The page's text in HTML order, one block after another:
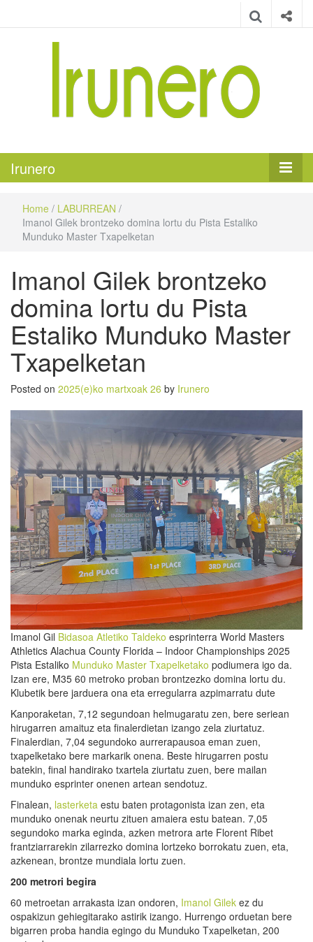
Irunero
Home / LABURREAN /
Imanol Gilek brontzeko domina lortu du Pista Estaliko
Munduko Master Txapelketan
Imanol Gilek brontzeko
domina lortu du Pista
Estaliko Munduko Master
Txapelketan
Posted on 2025(e)ko martxoak 26 by Irunero
Imanol Gil Bidasoa Atletiko Taldeko esprinterra World Masters
Athletics Alachua County Florida – Indoor Championships 2025
Pista Estaliko Munduko Master Txapelketako podiumera igo da.
Izan ere, M35 60 metroko proban brontzezko domina lortu du.
Klubetik bere jarduera ona eta erregularra azpimarratu dute
Kanporaketan, 7,12 segundoan helmugaratu zen, bere seriean
hirugarren amaituz eta finalerdietan izango zela ziurtatuz.
Finalerdian, 7,04 segundoko aurrerapausoa eman zuen,
txapelketako bere markarik onena. Beste hirugarren postu
batekin, final handirako txartela ziurtatu zuen, bere mailan
munduko esprinter onenen artean sendotuz.
Finalean, lasterketa estu baten protagonista izan zen, eta
munduko onenak neurtu zituen amaiera estu batean. 7,05
segundoko marka eginda, azken metrora arte Florent Ribet
frantziarrarekin zilarrezko domina lortzeko borrokatu zuen, eta,
azkenean, brontze mundiala lortu zuen.
200 metrori begira
60 metroetan arrakasta izan ondoren, Imanol Gilek ez du
ospakizun gehiegitarako astirik izango. Hurrengo orduetan bere
bigarren proba handia egingo du Munduko Txapelketan, 200